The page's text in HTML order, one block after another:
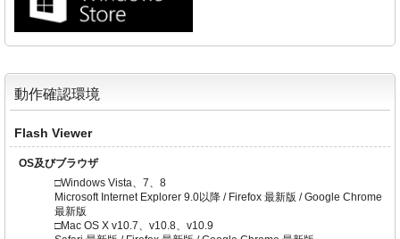
動作確認環境
Flash Viewer
OS及びブラウザ
□Windows Vista、7、8
Microsoft Internet Explorer 9.0以降 / Firefox 最新版 / Google Chrome
最新版
□Mac OS X v10.7、v10.8、v10.9